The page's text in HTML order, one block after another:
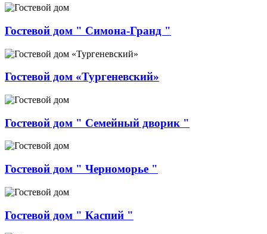
Гостевой дом " Симона-Гранд "
Гостевой дом «Тургеневский»
Гостевой дом " Семейный дворик "
Гостевой дом " Черноморье "
Гостевой дом " Каспий "